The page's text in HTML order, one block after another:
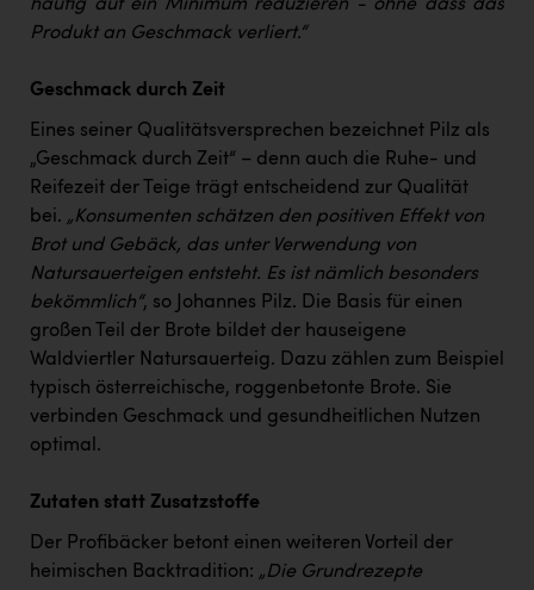
häufig auf ein Minimum reduzieren - ohne dass das
Produkt an Geschmack verliert.“
Geschmack durch Zeit
Eines seiner Qualitätsversprechen bezeichnet Pilz als
„Geschmack durch Zeit“ – denn auch die Ruhe- und
Reifezeit der Teige trägt entscheidend zur Qualität
bei. „Konsumenten schätzen den positiven Effekt von
Brot und Gebäck, das unter Verwendung von
Natursauerteigen entsteht. Es ist nämlich besonders
bekömmlich“, so Johannes Pilz. Die Basis für einen
großen Teil der Brote bildet der hauseigene
Waldviertler Natursauerteig. Dazu zählen zum Beispiel
typisch österreichische, roggenbetonte Brote. Sie
verbinden Geschmack und gesundheitlichen Nutzen
optimal.
Zutaten statt Zusatzstoffe
Der Profibäcker betont einen weiteren Vorteil der
heimischen Backtradition: „Die Grundrezepte